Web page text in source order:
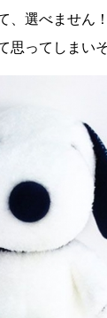
、選べません
ってしまいそ